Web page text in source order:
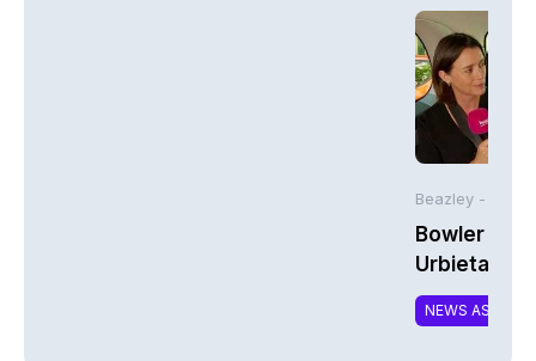
Beazley -
Bowler
Urbieta |
NEWS